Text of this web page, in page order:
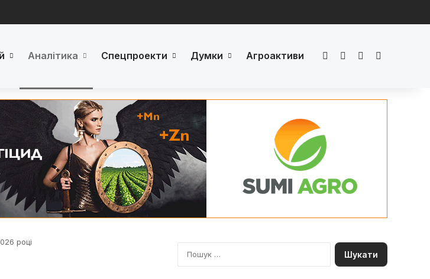
Аналітика Спецпроекти Думки Агроактиви FacebookLinkedInYouTube
році
П
о